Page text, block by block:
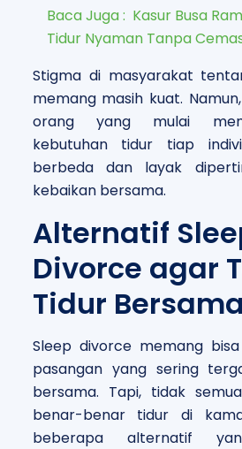
Baca Juga : Kasur Busa
Tidur Nyaman Tanpa
Stigma di masyarakat
memang masih kuat.
orang yang mulai
kebutuhan tidur tiap
berbeda dan layak
kebaikan bersama.
Alternatif
Divorce agar
Tidur Bersama
Sleep divorce memang
pasangan yang sering
bersama. Tapi, tidak
benar-benar tidur di
beberapa alternatif